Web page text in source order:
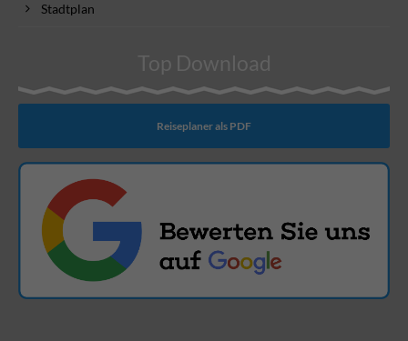
Stadtplan
Top Download
Reiseplaner als PDF